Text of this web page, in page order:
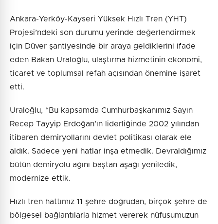
Ankara-Yerköy-Kayseri Yüksek Hızlı Tren (YHT)
Projesi’ndeki son durumu yerinde değerlendirmek
için Düver şantiyesinde bir araya geldiklerini ifade
eden Bakan Uraloğlu, ulaştırma hizmetinin ekonomi,
ticaret ve toplumsal refah açısından önemine işaret
etti.
Uraloğlu, “Bu kapsamda Cumhurbaşkanımız Sayın
Recep Tayyip Erdoğan’ın liderliğinde 2002 yılından
itibaren demiryollarını devlet politikası olarak ele
aldık. Sadece yeni hatlar inşa etmedik. Devraldığımız
bütün demiryolu ağını baştan aşağı yeniledik,
modernize ettik.
Hızlı tren hattımız 11 şehre doğrudan, birçok şehre de
bölgesel bağlantılarla hizmet vererek nüfusumuzun